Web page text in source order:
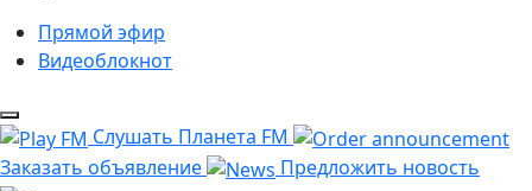
Прямой эфир
Видеоблокнот
Слушать Планета FM
Заказать объявление
Предложить новость